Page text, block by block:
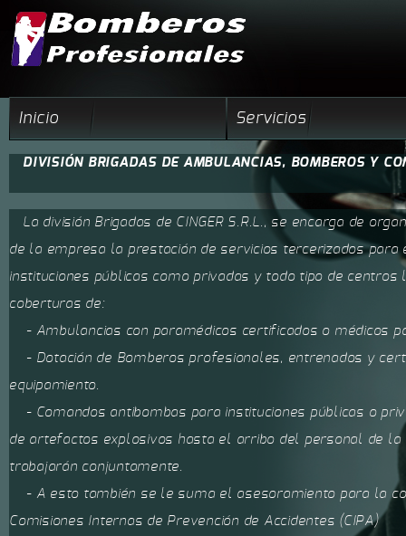
Inicio Servicios
DIVISIÓN BRIGADAS DE AMBULANCIAS, BOMBEROS Y
La división Brigadas de CINGER S.R.L., se encarga de
de la empresa la prestación de servicios tercerizados para
instituciones públicas como privadas y todo tipo de centros
coberturas de:
- Ambulancias con paramédicos certificados o médicos
- Dotación de Bomberos profesionales, entrenados y
equipamiento.
- Comandos antibombas para instituciones públicas o
de artefactos explosivos hasta el arribo del personal de la
trabajarán conjuntamente.
- A esto también se le suma el asesoramiento para la
Comisiones Internas de Prevención de Accidentes (CIPA)